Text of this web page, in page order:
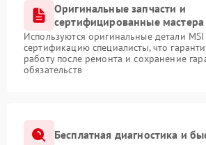
Оригинальные запчасти и
сертифицированные мастера
Используются оригинальные детали
сертификацию специалисты, что
работу после ремонта и сохранение
обязательств
Бесплатная диагностика и